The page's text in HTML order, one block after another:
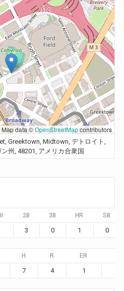
Map data ©OpenStreetMapcontributors
Greektown, Midtown, デトロイト,
州, 48201, アメリカ合衆国
2B 3B HR SB
3 0 1 0
H R ER
7 4 1